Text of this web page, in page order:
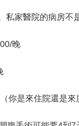
家醫院的病房不
晚
你是來住院還是來